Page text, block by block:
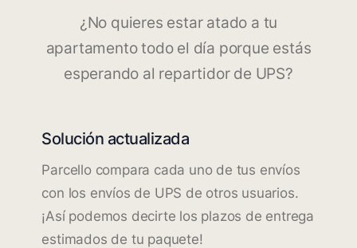
¿No quieres estar atado a tu
apartamento todo el día porque estás
esperando al repartidor de UPS?
Solución actualizada
Parcello compara cada uno de tus envíos
con los envíos de UPS de otros usuarios.
¡Así podemos decirte los plazos de entrega
estimados de tu paquete!